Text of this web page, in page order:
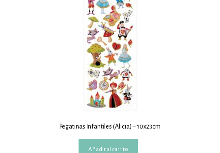
Pegatinas Infantiles (Alicia) – 10x23cm
Añadir al carrito